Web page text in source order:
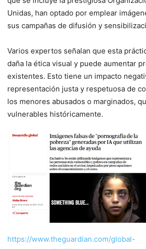
Unidas, han optado por emplear
sus campañas de difusión y
Varios expertos señalan que esta
daña la ética visual y puede aumentar
existentes. Esto tiene un impacto
representación justa y respetuosa de
los menores abusados o marginados,
vulnerables históricamente.
https://www.theguardian.com/global-